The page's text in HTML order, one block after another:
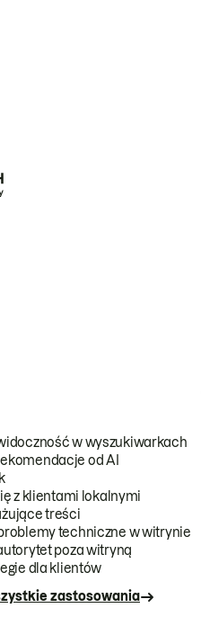
w wyszukiwarkach
od AI
z klientami lokalnymi
treści
techniczne w witrynie
poza witryną
dla klientów
zastosowania